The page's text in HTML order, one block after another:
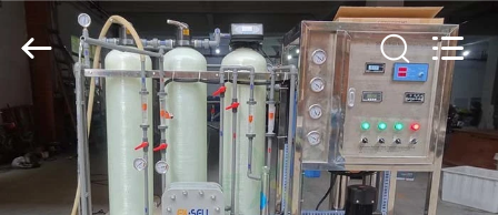
घर
उत्पादों
Kai
Treatment
Equipment
Rights
Reserved.